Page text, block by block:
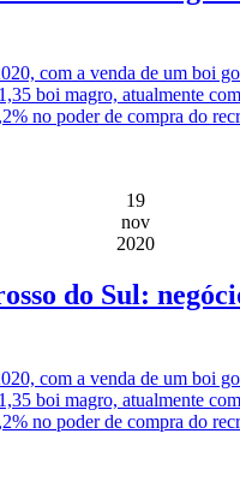
com a venda de um boi
boi magro, atualmente
no poder de compra do
19
nov
2020
do Sul:
com a venda de um boi
boi magro, atualmente
no poder de compra do